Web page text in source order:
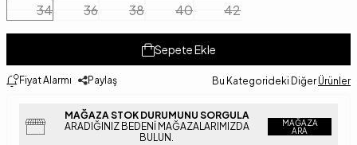
34 36 38 40 42
Sepete Ekle
Fiyat Alarmı Paylaş Bu Kategorideki Diğer Ürünler
MAĞAZA STOK DURUMUNU SORGULA
ARADIĞINIZ BEDENI MAĞAZALARIMIZDA
BULUN.
MAĞAZA
ARA